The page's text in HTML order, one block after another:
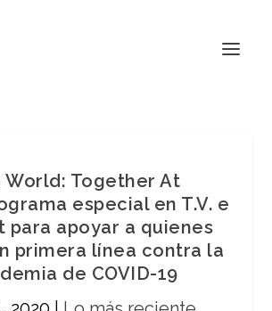
World: Together At
especial en T.V. e
para apoyar a quienes
primera línea contra la
de COVID-19